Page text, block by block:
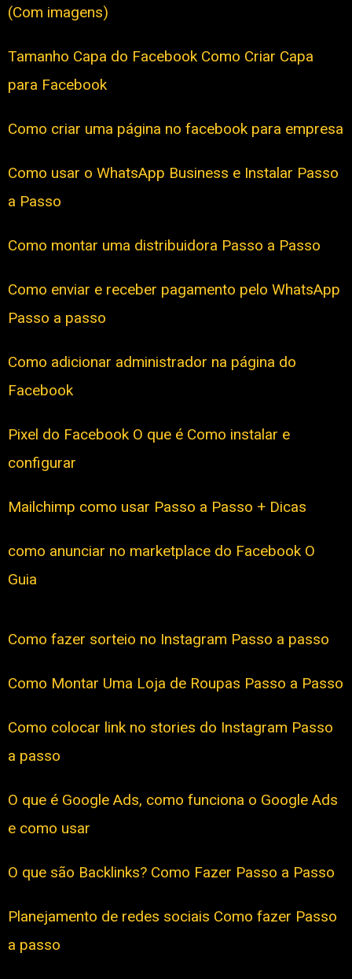
(Com imagens)
Tamanho Capa do Facebook Como Criar Capa
para Facebook
Como criar uma página no facebook para empresa
Como usar o WhatsApp Business e Instalar Passo
a Passo
Como montar uma distribuidora Passo a Passo
Como enviar e receber pagamento pelo WhatsApp
Passo a passo
Como adicionar administrador na página do
Facebook
Pixel do Facebook O que é Como instalar e
configurar
Mailchimp como usar Passo a Passo + Dicas
como anunciar no marketplace do Facebook O
Guia
Como fazer sorteio no Instagram Passo a passo
Como Montar Uma Loja de Roupas Passo a Passo
Como colocar link no stories do Instagram Passo
a passo
O que é Google Ads, como funciona o Google Ads
e como usar
O que são Backlinks? Como Fazer Passo a Passo
Planejamento de redes sociais Como fazer Passo
a passo